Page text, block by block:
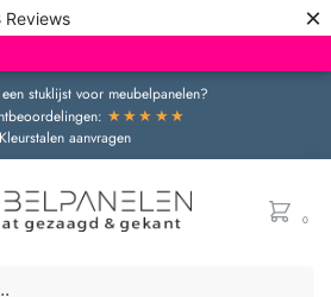
Reviews ×
stuklijst voor meubelpanelen?
★★★★★
Kleurstalen aanvragen
0
momenteel een extra levertijd van circa 3 weken